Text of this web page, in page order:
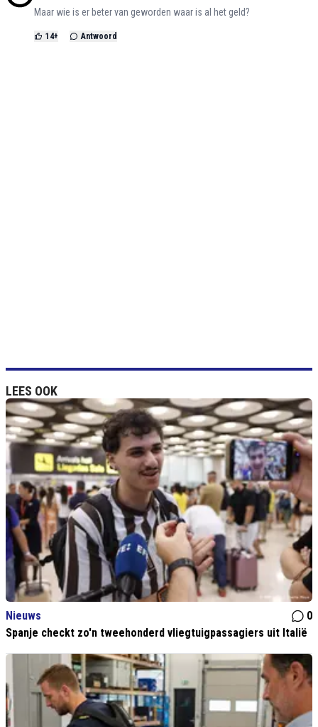
Maar wie is er beter van geworden waar is al het geld?
14+ Antwoord
LEES OOK
Nieuws
0
Spanje checkt zo'n tweehonderd vliegtuigpassagiers uit Italië